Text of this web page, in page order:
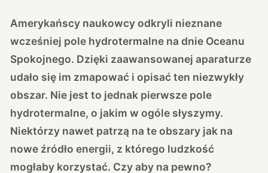
Amerykańscy naukowcy odkryli nieznane
wcześniej pole hydrotermalne na dnie Oceanu
Spokojnego. Dzięki zaawansowanej aparaturze
udało się im zmapować i opisać ten niezwykły
obszar. Nie jest to jednak pierwsze pole
hydrotermalne, o jakim w ogóle słyszymy.
Niektórzy nawet patrzą na te obszary jak na
nowe źródło energii, z którego ludzkość
mogłaby korzystać. Czy aby na pewno?